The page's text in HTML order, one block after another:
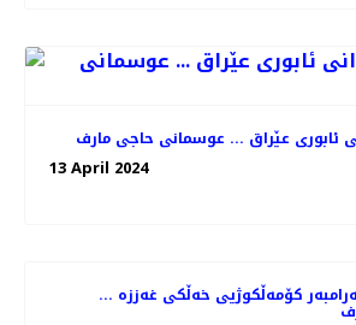
ئابوری عێراق ... عوسمانی حاجی مارف
13 April 2024
کۆمەڵکوژیی خەڵکی غەززە ...